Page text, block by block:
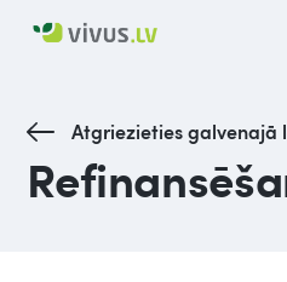
Atgriezieties galvenajā